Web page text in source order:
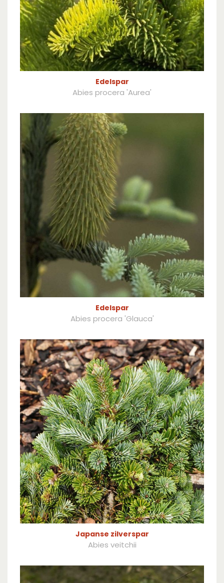
Edelspar
Abies procera 'Aurea'
Edelspar
Abies procera 'Glauca'
Japanse zilverspar
Abies veitchii